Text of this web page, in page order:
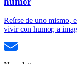
Reírse de uno mismo,
vivir con humor, a